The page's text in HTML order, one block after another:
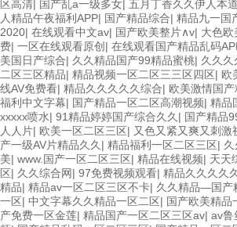
区高清| 国产乱a一级多女| 五月丁香久久伊人本
人精品午夜福利APP| 国产精品综合| 精品九一国
2020| 在线观看中文av| 国产欧美整片∧v| 大色欧
费| 一区在线观看原创 | 在线观看国产精品乱码
美国日产综合| 久久精品国产99精品蜜桃| 久久久
二区三区精品| 精品视频一区二区三三区四区| 欧
线AV免费看| 精品久久久久久综合| 欧美激情国
福利中文字幕| 国产精品一区二区高潮视频| 精品
xxxxx喷水| 91精品婷婷国产综合久久| 国产精品
人人片| 欧美一区二区三区| 又色又紧又爽又刺激
产一级AV片精品久久| 精品福利一区二区三区|
美| www.国产一区二区三区| 精品在线视频| 天天
区| 久久综合网| 97免费视频观看| 精品久久久久
精品| 精品av一区二区三区不卡| 久久精品—国产
一区| 中文字幕久久精品一区二区| 国产欧美精品
产免费一区金莲| 精品国产一区二区三区av| av鲁